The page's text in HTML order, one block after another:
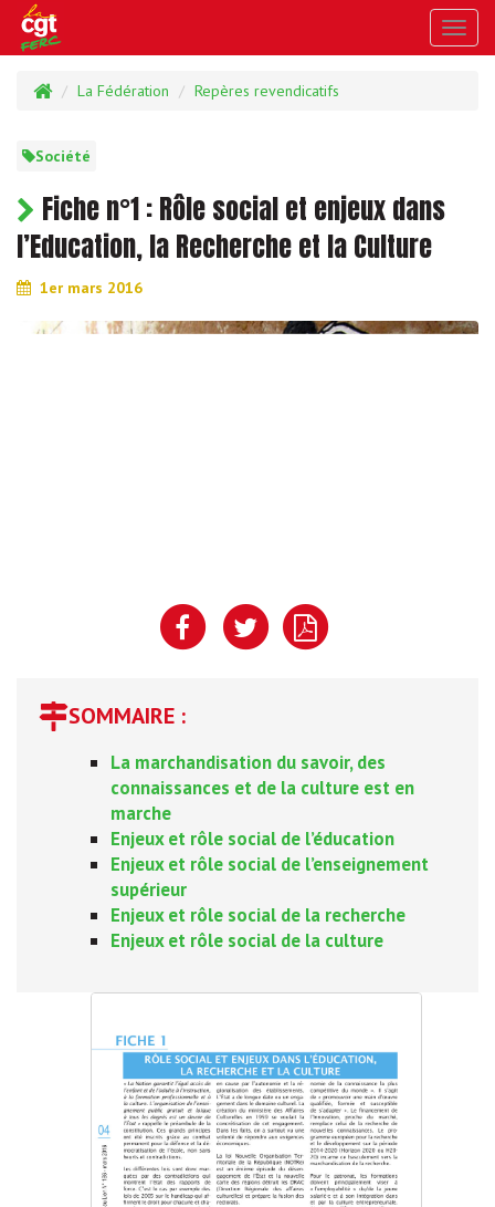
La Fédération
Repères revendicatifs
Société
Fiche n°1 : Rôle social et enjeux dans
l’Education, la Recherche et la Culture
1er mars 2016
SOMMAIRE :
La marchandisation du savoir, des
connaissances et de la culture est en
marche
Enjeux et rôle social de l’éducation
Enjeux et rôle social de l’enseignement
supérieur
Enjeux et rôle social de la recherche
Enjeux et rôle social de la culture